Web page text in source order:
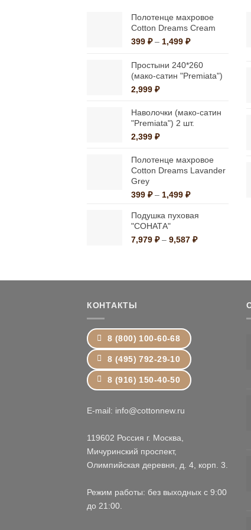
можно
выбрать
на
странице
товара.
Полотенце махровое
Cotton Dreams Cream
399 ₽ – 1,499 ₽Диапазон
399 ₽
–
Простыни 240*260
(мако-сатин "Premiata")
2,999 ₽
Наволочки (мако-сатин
"Premiata") 2 шт.
2,399 ₽
Полотенце махровое
Cotton Dreams Lavander
Grey
399 ₽ – 1,499 ₽Диапазон
399 ₽
1,499 ₽
Подушка пуховая
"СОНАТА"
7,979 ₽ – 9,587 ₽Диапазон
КОНТАКТЫ
8 (800) 100-60-68
8 (495) 792-29-10
8 (916) 150-40-50
E-mail: info@cottonnew.ru
119602 Россия г. Москва,
Мичуринский проспект,
Олимпийская деревня, д. 4, корп. 3.
Режим работы: без выходных с 9:00
до 21:00.